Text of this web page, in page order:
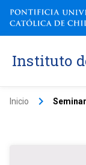
Instituto
Inicio keyboard_arrow_right